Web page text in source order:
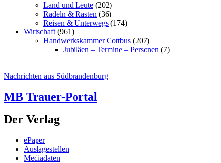
Land und Leute (202)
Radeln & Rasten (36)
Reisen & Unterwegs (174)
Wirtschaft (961)
Handwerkskammer Cottbus (207)
Jubiläen – Termine – Personen (7)
Nachrichten aus Südbrandenburg
MB Trauer-Portal
Der Verlag
ePaper
Auslagestellen
Mediadaten